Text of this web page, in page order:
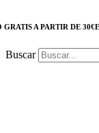
A PARTIR DE 30€
Buscar